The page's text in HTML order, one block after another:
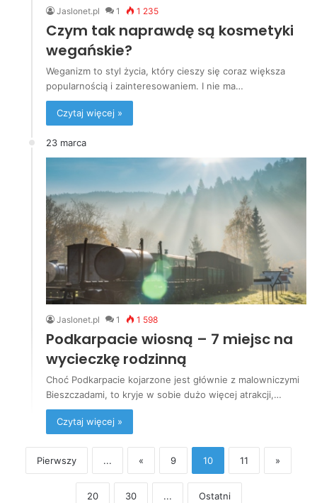
Jaslonet.pl 1 1 235
Czym tak naprawdę są kosmetyki
wegańskie?
Weganizm to styl życia, który cieszy się coraz większa
popularnością i zainteresowaniem. I nie ma…
Czytaj więcej »
23 marca
Jaslonet.pl 1 1 598
Podkarpacie wiosną – 7 miejsc na
wycieczkę rodzinną
Choć Podkarpacie kojarzone jest głównie z malowniczymi
Bieszczadami, to kryje w sobie dużo więcej atrakcji,…
Czytaj więcej »
Pierwszy ... « 9 10 11 »
20 30 ... Ostatni